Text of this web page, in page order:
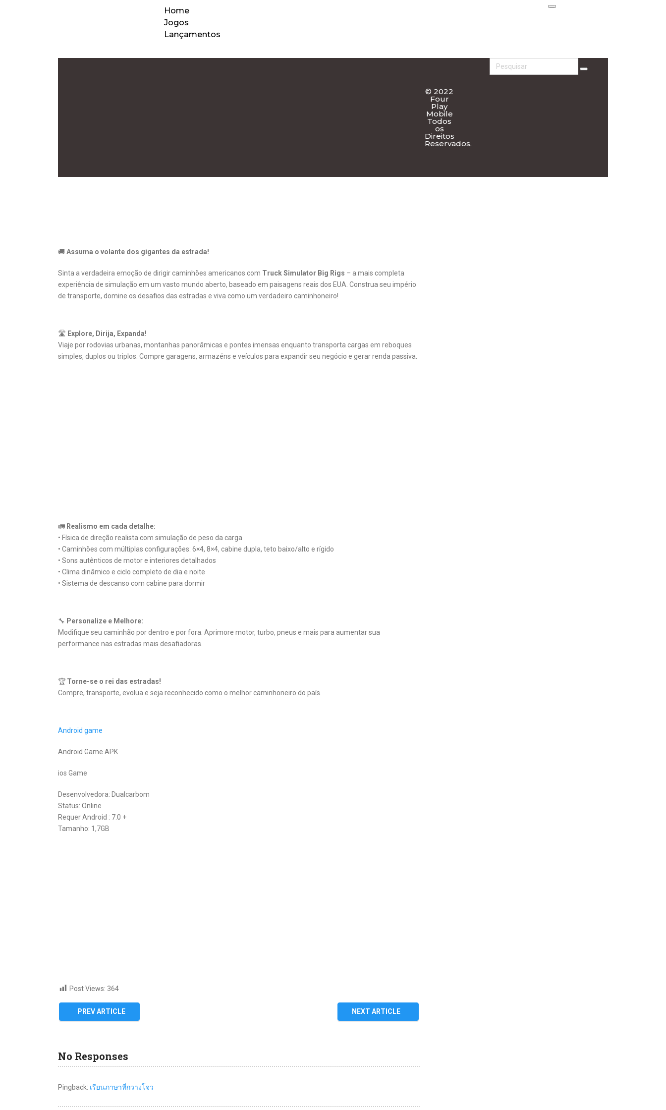
Home
Jogos
Lançamentos
Política de Privacidade
🚚 Assuma o volante dos gigantes da estrada!
Sinta a verdadeira emoção de dirigir caminhões americanos com Truck Simulator Big Rigs – a mais completa
experiência de simulação em um vasto mundo aberto, baseado em paisagens reais dos EUA. Construa seu império
de transporte, domine os desafios das estradas e viva como um verdadeiro caminhoneiro!
🛣️ Explore, Dirija, Expanda!
Viaje por rodovias urbanas, montanhas panorâmicas e pontes imensas enquanto transporta cargas em reboques
simples, duplos ou triplos. Compre garagens, armazéns e veículos para expandir seu negócio e gerar renda passiva.
🚛 Realismo em cada detalhe:
• Física de direção realista com simulação de peso da carga
• Caminhões com múltiplas configurações: 6×4, 8×4, cabine dupla, teto baixo/alto e rígido
• Sons autênticos de motor e interiores detalhados
• Clima dinâmico e ciclo completo de dia e noite
• Sistema de descanso com cabine para dormir
🔧 Personalize e Melhore:
Modifique seu caminhão por dentro e por fora. Aprimore motor, turbo, pneus e mais para aumentar sua
performance nas estradas mais desafiadoras.
🏆 Torne-se o rei das estradas!
Compre, transporte, evolua e seja reconhecido como o melhor caminhoneiro do país.
Android game
Android Game APK
ios Game
Desenvolvedora: Dualcarbom
Status: Online
Requer Android : 7.0 +
Tamanho: 1,7GB
Post Views: 364
PREV ARTICLE NEXT ARTICLE
No Responses
Pingback: เรียนภาษาที่กวางโจว
© 2022
Four
Play
Mobile
Todos
os
Direitos
Reservados.